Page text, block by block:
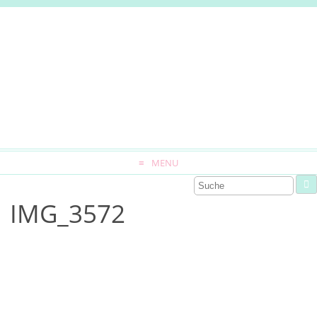
MENU
IMG_3572